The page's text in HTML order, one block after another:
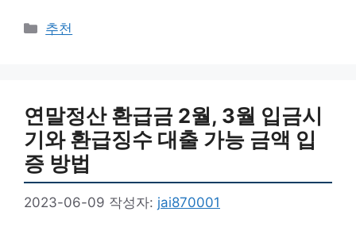
카
추천
연말정산 환급금 2월, 3월 입금시
기와 환급징수 대출 가능 금액 입
증 방법
2023-06-09 작성자: jai870001